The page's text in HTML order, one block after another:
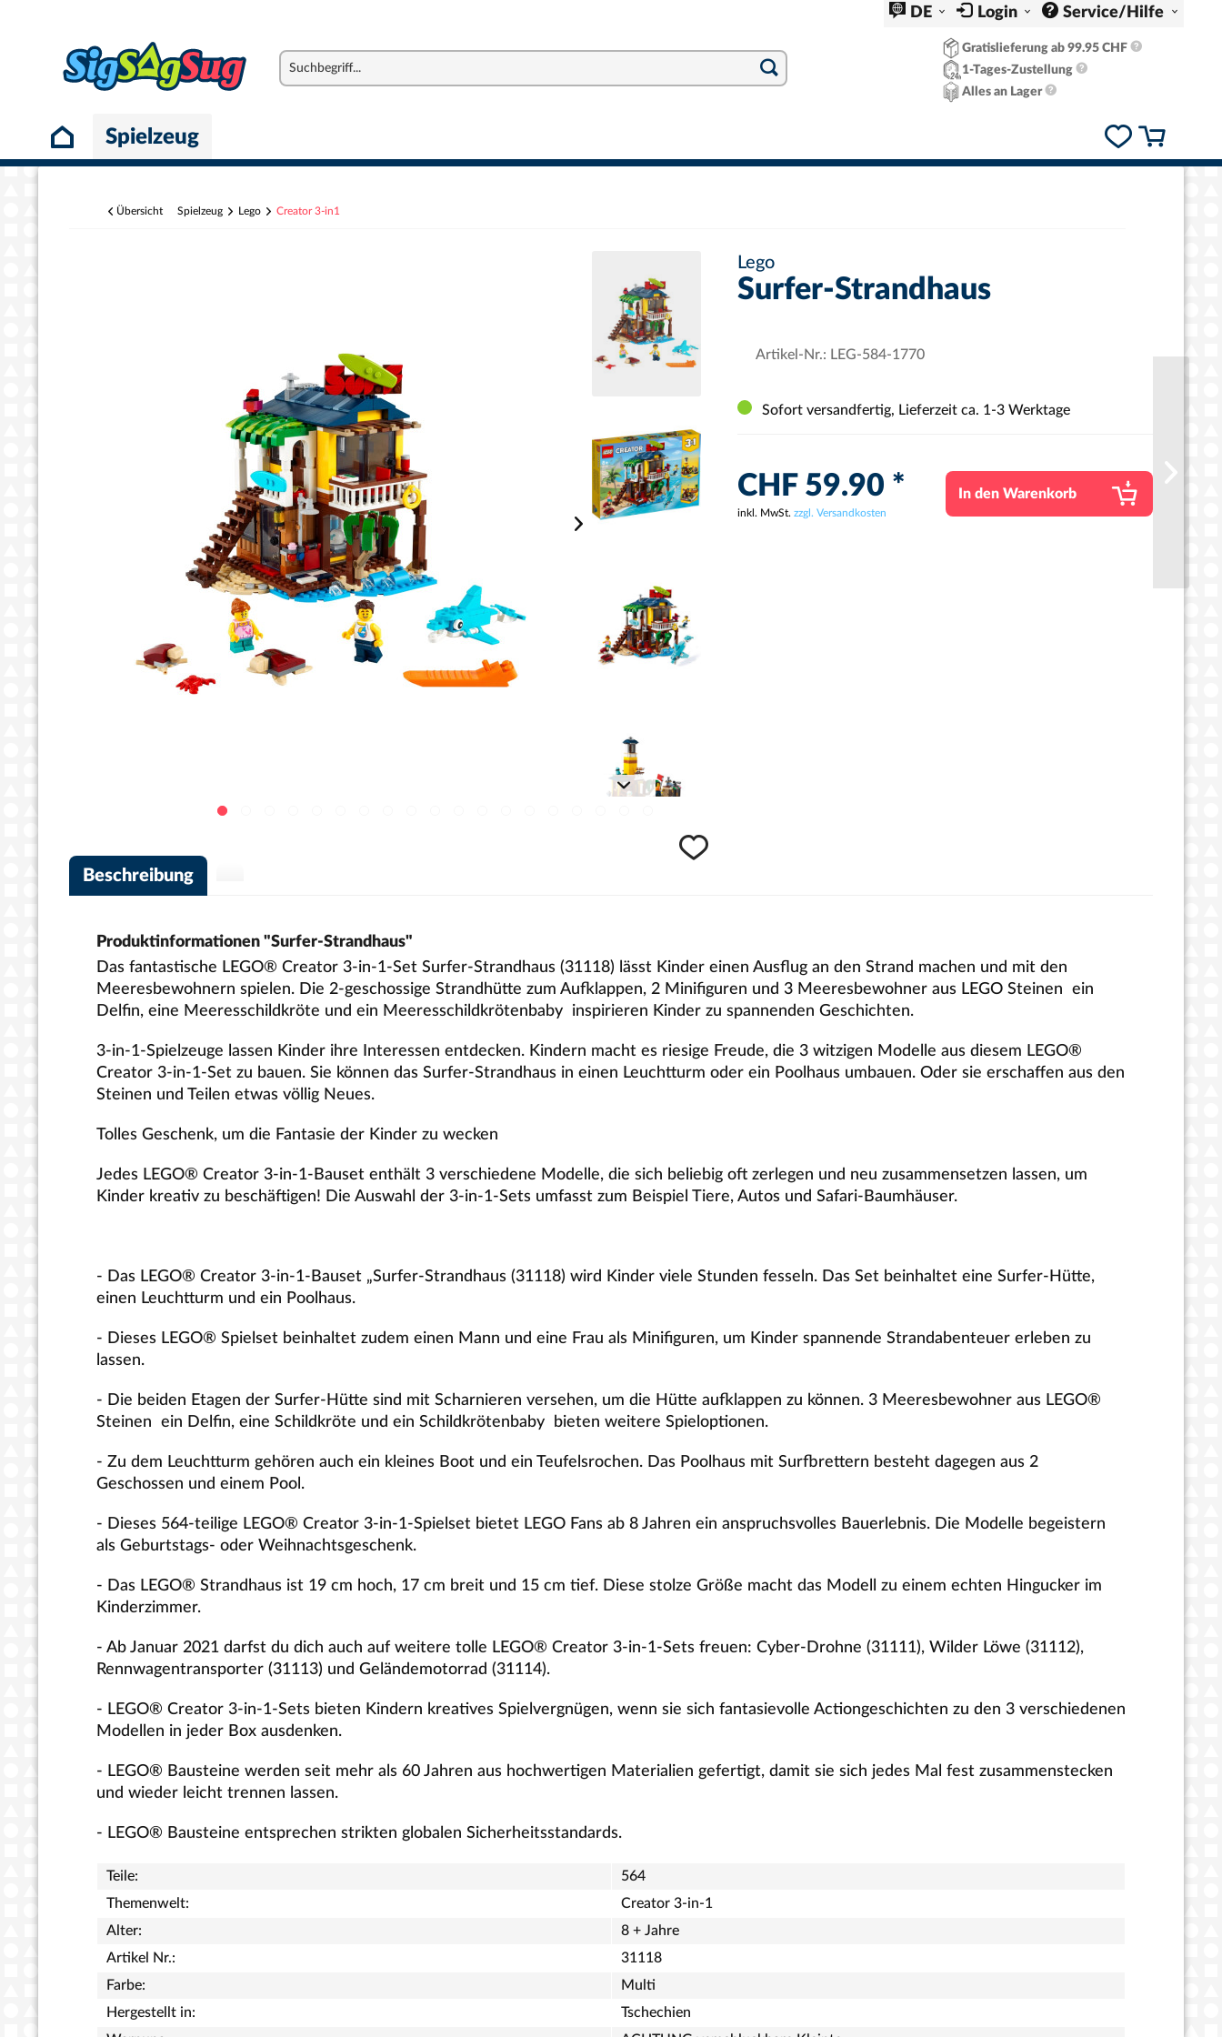
DE Login Service/Hilfe
Gratislieferung ab 99.95 CHF
1-Tages-Zustellung
Alles an Lager
Spielzeug
Übersicht Spielzeug Lego Creator 3-in1
Lego
Surfer-Strandhaus
Artikel-Nr.: LEG-584-1770
Sofort versandfertig, Lieferzeit ca. 1-3 Werktage
CHF 59.90 *
inkl. MwSt.zzgl. Versandkosten
In den Warenkorb
Beschreibung
Produktinformationen "Surfer-Strandhaus"
Das fantastische LEGO® Creator 3-in-1-Set Surfer-Strandhaus (31118) lässt Kinder einen Ausflug an den Strand machen und mit den
Meeresbewohnern spielen. Die 2-geschossige Strandhütte zum Aufklappen, 2 Minifiguren und 3 Meeresbewohner aus LEGO Steinen ein
Delfin, eine Meeresschildkröte und ein Meeresschildkrötenbaby inspirieren Kinder zu spannenden Geschichten.
3-in-1-Spielzeuge lassen Kinder ihre Interessen entdecken. Kindern macht es riesige Freude, die 3 witzigen Modelle aus diesem LEGO®
Creator 3-in-1-Set zu bauen. Sie können das Surfer-Strandhaus in einen Leuchtturm oder ein Poolhaus umbauen. Oder sie erschaffen aus den
Steinen und Teilen etwas völlig Neues.
Tolles Geschenk, um die Fantasie der Kinder zu wecken
Jedes LEGO® Creator 3-in-1-Bauset enthält 3 verschiedene Modelle, die sich beliebig oft zerlegen und neu zusammensetzen lassen, um
Kinder kreativ zu beschäftigen! Die Auswahl der 3-in-1-Sets umfasst zum Beispiel Tiere, Autos und Safari-Baumhäuser.
- Das LEGO® Creator 3-in-1-Bauset „Surfer-Strandhaus (31118) wird Kinder viele Stunden fesseln. Das Set beinhaltet eine Surfer-Hütte,
einen Leuchtturm und ein Poolhaus.
- Dieses LEGO® Spielset beinhaltet zudem einen Mann und eine Frau als Minifiguren, um Kinder spannende Strandabenteuer erleben zu
lassen.
- Die beiden Etagen der Surfer-Hütte sind mit Scharnieren versehen, um die Hütte aufklappen zu können. 3 Meeresbewohner aus LEGO®
Steinen ein Delfin, eine Schildkröte und ein Schildkrötenbaby bieten weitere Spieloptionen.
- Zu dem Leuchtturm gehören auch ein kleines Boot und ein Teufelsrochen. Das Poolhaus mit Surfbrettern besteht dagegen aus 2
Geschossen und einem Pool.
- Dieses 564-teilige LEGO® Creator 3-in-1-Spielset bietet LEGO Fans ab 8 Jahren ein anspruchsvolles Bauerlebnis. Die Modelle begeistern
als Geburtstags- oder Weihnachtsgeschenk.
- Das LEGO® Strandhaus ist 19 cm hoch, 17 cm breit und 15 cm tief. Diese stolze Größe macht das Modell zu einem echten Hingucker im
Kinderzimmer.
- Ab Januar 2021 darfst du dich auch auf weitere tolle LEGO® Creator 3-in-1-Sets freuen: Cyber-Drohne (31111), Wilder Löwe (31112),
Rennwagentransporter (31113) und Geländemotorrad (31114).
- LEGO® Creator 3-in-1-Sets bieten Kindern kreatives Spielvergnügen, wenn sie sich fantasievolle Actiongeschichten zu den 3 verschiedenen
Modellen in jeder Box ausdenken.
- LEGO® Bausteine werden seit mehr als 60 Jahren aus hochwertigen Materialien gefertigt, damit sie sich jedes Mal fest zusammenstecken
und wieder leicht trennen lassen.
- LEGO® Bausteine entsprechen strikten globalen Sicherheitsstandards.
Teile:
564
Themenwelt:
Creator 3-in-1
Alter:
8 + Jahre
Artikel Nr.:
31118
Farbe:
Multi
Hergestellt in:
Tschechien